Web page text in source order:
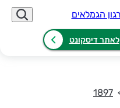
לאתר דיסקונט
1897